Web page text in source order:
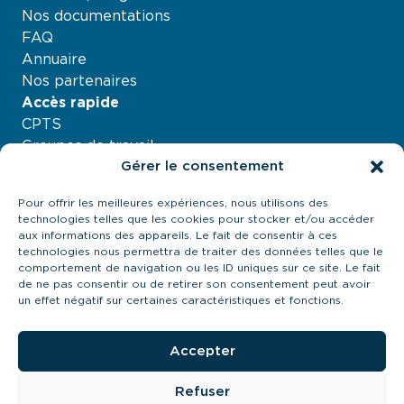
Gérer le consentement
Pour offrir les meilleures expériences, nous utilisons des
technologies telles que les cookies pour stocker et/ou accéder
aux informations des appareils. Le fait de consentir à ces
technologies nous permettra de traiter des données telles que le
comportement de navigation ou les ID uniques sur ce site. Le fait
de ne pas consentir ou de retirer son consentement peut avoir
un effet négatif sur certaines caractéristiques et fonctions.
Accepter
Refuser
Nos documentations
FAQ
Annuaire
Nos partenaires
Accès rapide
CPTS
Groupes de travail
À propos
Contactez-nous
21 quai Antoine Riboud - 69002, Lyon
contact@urps-mk-ara.org
04 27 89 57 85
Prendre contact